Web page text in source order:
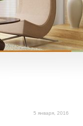
5 января, 2016